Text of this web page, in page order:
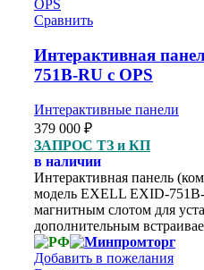
Сравнить
Интерактивная
751B-RU с OPS
Интерактивные панели
379 000 ₽
ЗАПРОС ТЗ и КП
в наличии
Интерактивная панель
модель EXELL EXID-
магнитным слотом для
дополнительным
Добавить в пожелания